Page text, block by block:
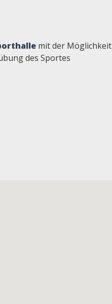
mit der Möglichkeit
des Sportes